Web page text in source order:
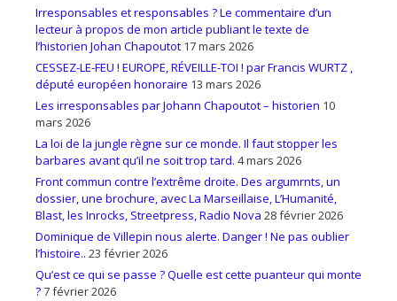
Irresponsables et responsables ? Le commentaire d’un
lecteur à propos de mon article publiant le texte de
l’historien Johan Chapoutot 17 mars 2026
CESSEZ-LE-FEU ! EUROPE, RÉVEILLE-TOI ! par Francis WURTZ ,
député européen honoraire 13 mars 2026
Les irresponsables par Johann Chapoutot – historien 10
mars 2026
La loi de la jungle règne sur ce monde. Il faut stopper les
barbares avant qu’il ne soit trop tard. 4 mars 2026
Front commun contre l’extrême droite. Des argumrnts, un
dossier, une brochure, avec La Marseillaise, L’Humanité,
Blast, les Inrocks, Streetpress, Radio Nova 28 février 2026
Dominique de Villepin nous alerte. Danger ! Ne pas oublier
l’histoire.. 23 février 2026
Qu’est ce qui se passe ? Quelle est cette puanteur qui monte
?7 février 2026